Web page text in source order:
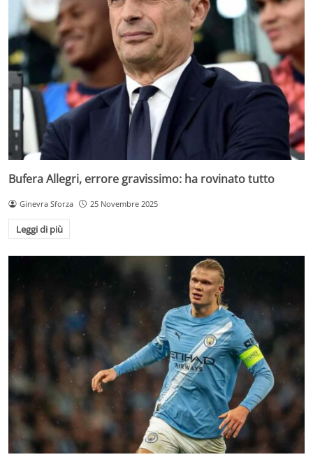
Bufera Allegri, errore gravissimo: ha rovinato tutto
Ginevra Sforza 25 Novembre 2025
Leggi di più